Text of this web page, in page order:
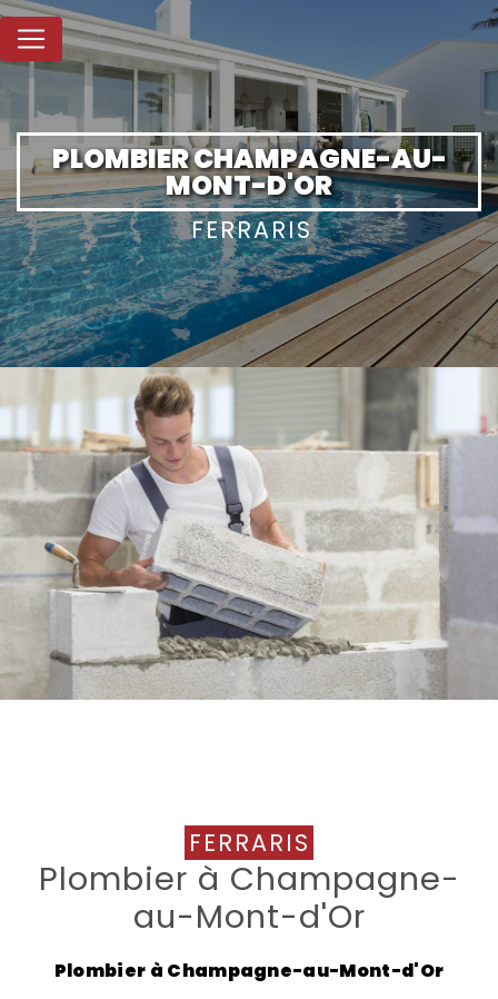
PLOMBIER CHAMPAGNE-AU-
MONT-D'OR
FERRARIS
FERRARIS
Plombier à Champagne-
au-Mont-d'Or
Plombier à Champagne-au-Mont-d'Or
Panneau de gestion des cookies